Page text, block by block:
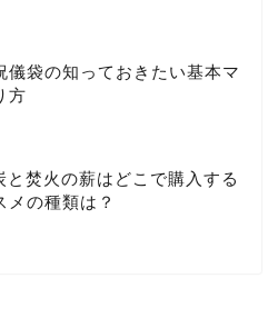
儀袋の知っておきたい基本マ
方
と焚火の薪はどこで購入する
メの種類は？